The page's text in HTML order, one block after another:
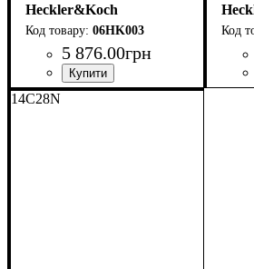
Heckler&Koch
06HK003
5 876.00грн
14C28N